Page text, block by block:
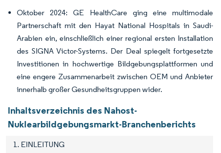
Oktober 2024: GE HealthCare ging eine multimodale
Partnerschaft mit den Hayat National Hospitals in Saudi-
Arabien ein, einschließlich einer regional ersten Installation
des SIGNA Victor-Systems. Der Deal spiegelt fortgesetzte
Investitionen in hochwertige Bildgebungsplattformen und
eine engere Zusammenarbeit zwischen OEM und Anbieter
innerhalb großer Gesundheitsgruppen wider.
Inhaltsverzeichnis des Nahost-
Nuklearbildgebungsmarkt-Branchenberichts
1. EINLEITUNG